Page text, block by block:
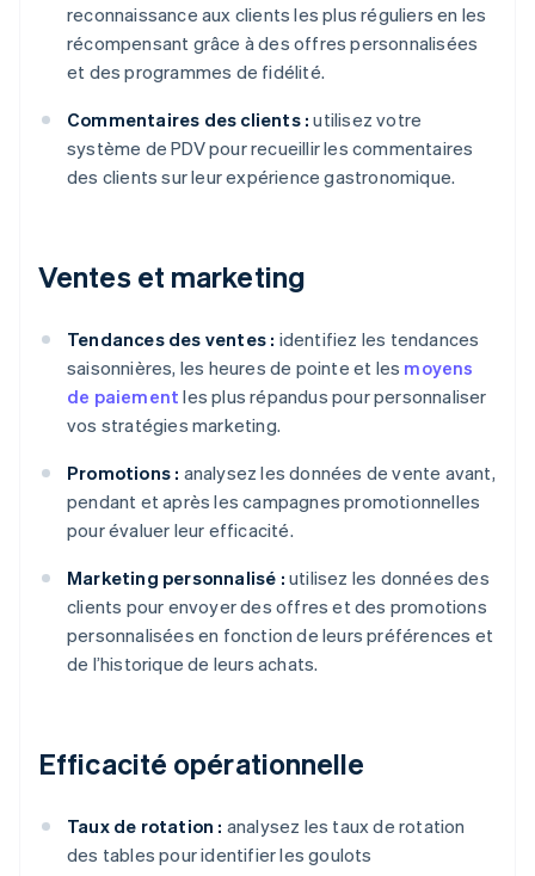
reconnaissance aux clients les plus réguliers en les
récompensant grâce à des offres personnalisées
et des programmes de fidélité.
Commentaires des clients : utilisez votre
système de PDV pour recueillir les commentaires
des clients sur leur expérience gastronomique.
Ventes et marketing
Tendances des ventes : identifiez les tendances
saisonnières, les heures de pointe et les moyens
de paiement les plus répandus pour personnaliser
vos stratégies marketing.
Promotions : analysez les données de vente avant,
pendant et après les campagnes promotionnelles
pour évaluer leur efficacité.
Marketing personnalisé : utilisez les données des
clients pour envoyer des offres et des promotions
personnalisées en fonction de leurs préférences et
de l’historique de leurs achats.
Efficacité opérationnelle
Taux de rotation : analysez les taux de rotation
des tables pour identifier les goulots